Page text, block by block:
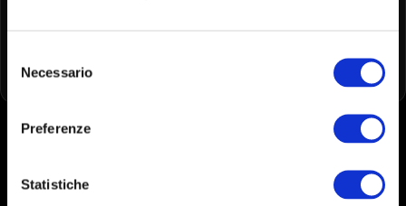
delNecessario
Preferenze
Statistiche